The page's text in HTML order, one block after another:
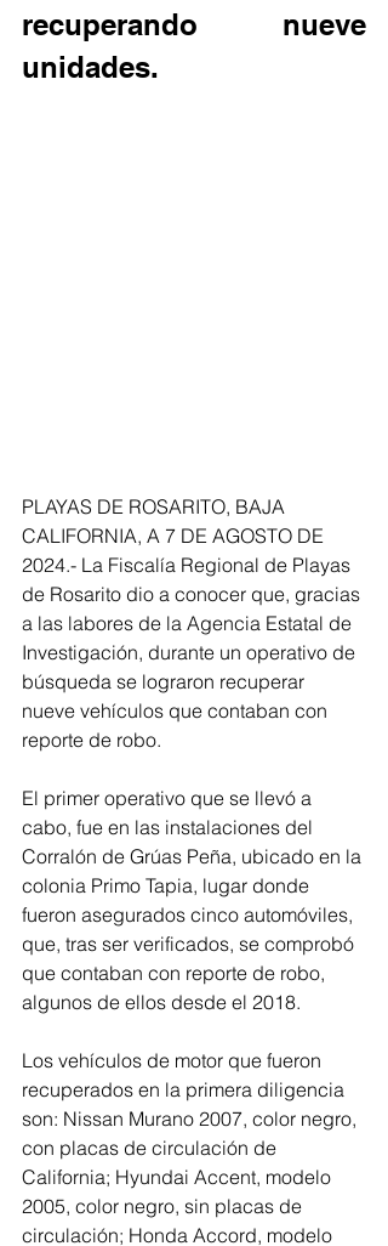
recuperando nueve
unidades.
PLAYAS DE ROSARITO, BAJA
CALIFORNIA, A 7 DE AGOSTO DE
2024.- La Fiscalía Regional de Playas
de Rosarito dio a conocer que, gracias
a las labores de la Agencia Estatal de
Investigación, durante un operativo de
búsqueda se lograron recuperar
nueve vehículos que contaban con
reporte de robo.
El primer operativo que se llevó a
cabo, fue en las instalaciones del
Corralón de Grúas Peña, ubicado en la
colonia Primo Tapia, lugar donde
fueron asegurados cinco automóviles,
que, tras ser verificados, se comprobó
que contaban con reporte de robo,
algunos de ellos desde el 2018.
Los vehículos de motor que fueron
recuperados en la primera diligencia
son: Nissan Murano 2007, color negro,
con placas de circulación de
California; Hyundai Accent, modelo
2005, color negro, sin placas de
circulación; Honda Accord, modelo